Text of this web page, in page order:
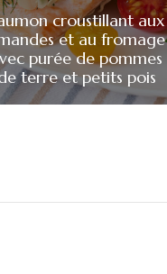
croustillant aux
et au fromage
purée de pommes
terre et petits pois